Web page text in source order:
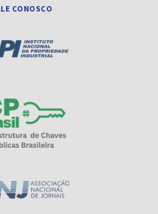
CONOSCO